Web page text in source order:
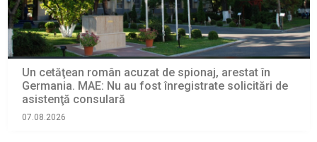
Un cetăţean român acuzat de spionaj, arestat în
Germania. MAE: Nu au fost înregistrate solicitări de
asistenţă consulară
07.08.2026